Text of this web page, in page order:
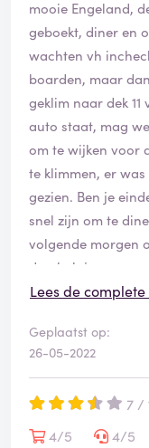
mooie Engeland,
geboekt, diner en
wachten vh
boarden, maar
geklim naar dek
auto staat, mag
om te wijken voor
te klimmen, er
gezien. Ben je
snel zijn om te
volgende morgen
dan heb je een
douche, ontbijt en
volgende ritueel,
dan heel lang
Nederlanders
12 seconden
Tja gelukkig geen
Lees de
Geplaatst op:
26-05-2022
7 /
4/5
4/5